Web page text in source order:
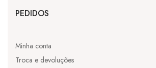
PEDIDOS
Minha conta
Troca e devoluções